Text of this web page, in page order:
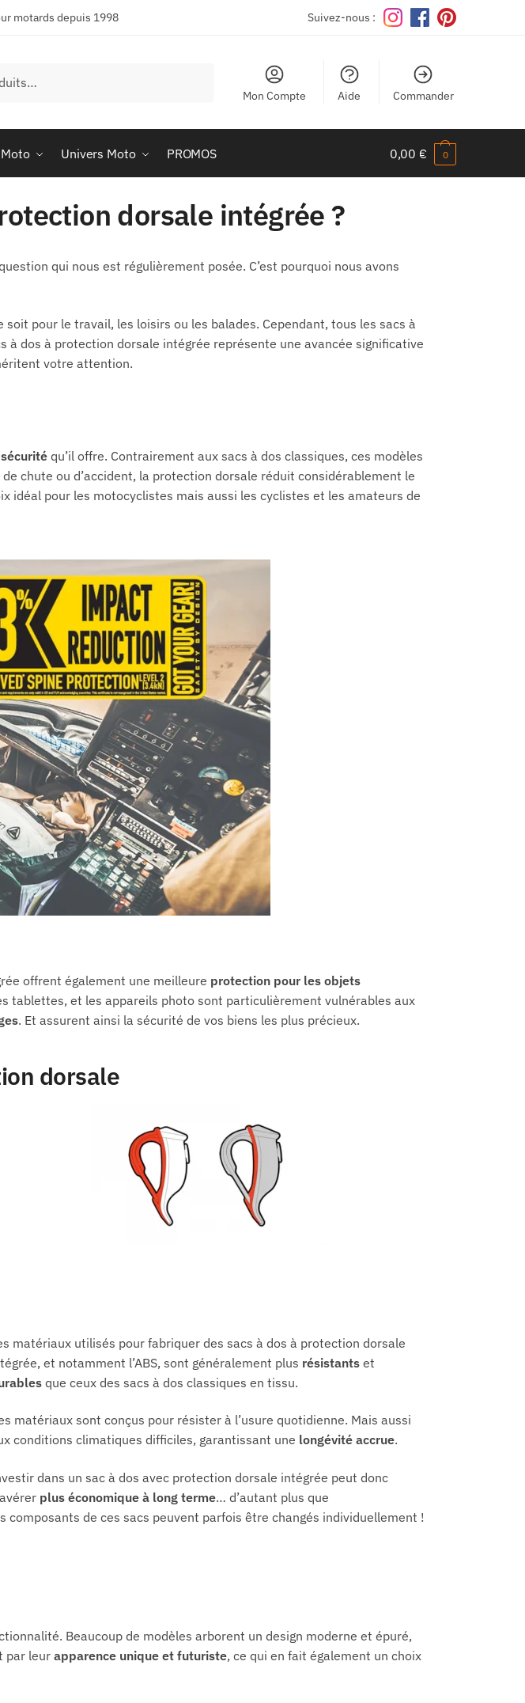
motards depuis 1998 Suivez-nous :
Mon Compte Aide Commander
Univers Moto PROMOS 0,00 € 0
dorsale intégrée ?
qui nous est régulièrement posée. C’est pourquoi nous avons
soit pour le travail, les loisirs ou les balades. Cependant, tous les sacs à
à dos à protection dorsale intégrée représente une avancée significative
votre attention.
sécurité qu’il offre. Contrairement aux sacs à dos classiques, ces modèles
de chute ou d’accident, la protection dorsale réduit considérablement le
idéal pour les motocyclistes mais aussi les cyclistes et les amateurs de
offrent également une meilleure protection pour les objets
tablettes, et les appareils photo sont particulièrement vulnérables aux
. Et assurent ainsi la sécurité de vos biens les plus précieux.
dorsale
matériaux utilisés pour fabriquer des sacs à dos à protection dorsale
et notamment l’ABS, sont généralement plus résistants et
que ceux des sacs à dos classiques en tissu.
matériaux sont conçus pour résister à l’usure quotidienne. Mais aussi
conditions climatiques difficiles, garantissant une longévité accrue.
dans un sac à dos avec protection dorsale intégrée peut donc
plus économique à long terme… d’autant plus que
composants de ces sacs peuvent parfois être changés individuellement !
Beaucoup de modèles arborent un design moderne et épuré,
par leur apparence unique et futuriste, ce qui en fait également un choix